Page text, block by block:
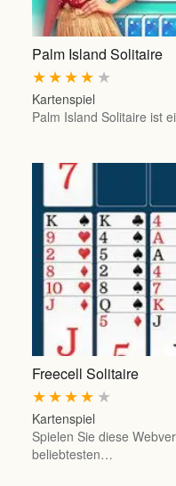
Palm Island Solitaire
★
★
★
★
★
Kartenspiel
Palm Island Solitaire ist
Freecell Solitaire
★
★
★
★
★
Kartenspiel
Spielen Sie diese
beliebtesten…